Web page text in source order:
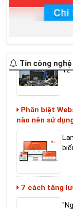
Tin công nghệ
Người Việt
12
Phân biệt
nào nên sử
7 cách tăng